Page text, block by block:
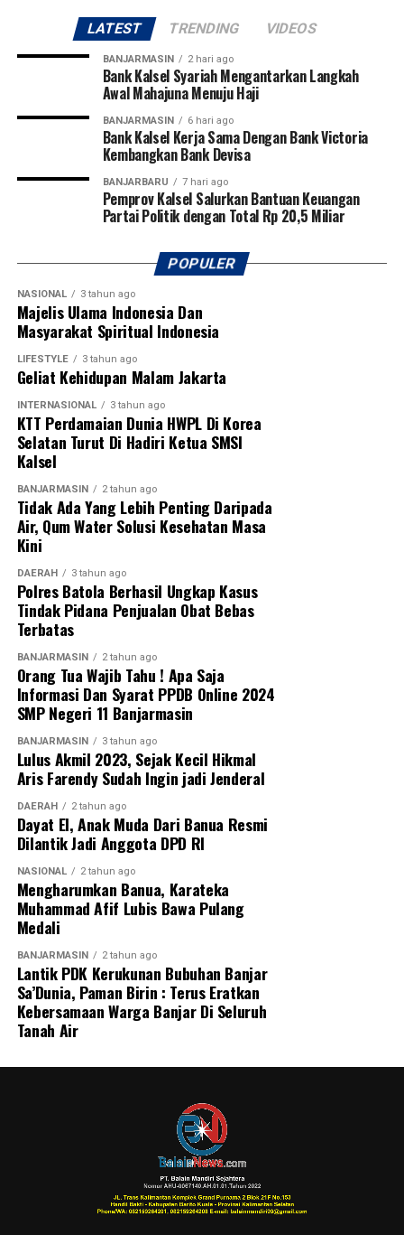
Pangdam juga berharap dari kompetisi perdana tersebut
akan lahir pemain-pemain potensial yang mampu
membawa nama harum Kalimantan Selatan dan
Kalimantan Tengah di tingkat nasional bahkan
internasional.
Pembukaan turnamen semakin meriah dengan laga
perdana yang mempertemukan tim Kabupaten Tapin
melawan Kabupaten Hulu Sungai Utara (HSU). Kegiatan
Kalimantan Selatan, KONI Kalimantan Selatan, serta
berbagai organisasi olahraga lainnya sebagai bentuk
komitmen bersama dalam memajukan sepak bola dan
melahirkan generasi atlet berprestasi di Banua.
[adv/adpim]
Post Views: 13
Sebarkan
Messenger 0 Twitter
LATEST TRENDING VIDEOS
BANJARMASIN 2 hari ago
Bank Kalsel Syariah Mengantarkan Langkah
Awal Mahajuna Menuju Haji
BANJARMASIN 6 hari ago
Bank Kalsel Kerja Sama Dengan Bank Victoria
Kembangkan Bank Devisa
BANJARBARU 7 hari ago
Pemprov Kalsel Salurkan Bantuan Keuangan
Partai Politik dengan Total Rp 20,5 Miliar
POPULER
NASIONAL 3 tahun ago
Majelis Ulama Indonesia Dan
Masyarakat Spiritual Indonesia
LIFESTYLE 3 tahun ago
Geliat Kehidupan Malam Jakarta
INTERNASIONAL 3 tahun ago
KTT Perdamaian Dunia HWPL Di Korea
Selatan Turut Di Hadiri Ketua SMSI
Kalsel
BANJARMASIN 2 tahun ago
Tidak Ada Yang Lebih Penting Daripada
Air, Qum Water Solusi Kesehatan Masa
Kini
DAERAH 3 tahun ago
Polres Batola Berhasil Ungkap Kasus
Tindak Pidana Penjualan Obat Bebas
Terbatas
BANJARMASIN 2 tahun ago
Orang Tua Wajib Tahu ! Apa Saja
Informasi Dan Syarat PPDB Online 2024
SMP Negeri 11 Banjarmasin
BANJARMASIN 3 tahun ago
Lulus Akmil 2023, Sejak Kecil Hikmal
Aris Farendy Sudah Ingin jadi Jenderal
DAERAH 2 tahun ago
Dayat El, Anak Muda Dari Banua Resmi
Dilantik Jadi Anggota DPD RI
NASIONAL 2 tahun ago
Mengharumkan Banua, Karateka
Muhammad Afif Lubis Bawa Pulang
Medali
BANJARMASIN 2 tahun ago
Lantik PDK Kerukunan Bubuhan Banjar
Sa’Dunia, Paman Birin : Terus Eratkan
Kebersamaan Warga Banjar Di Seluruh
Tanah Air